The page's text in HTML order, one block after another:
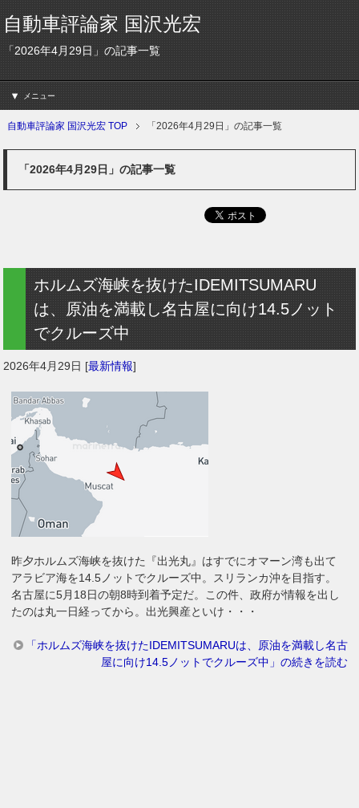
自動車評論家 国沢光宏
「2026年4月29日」の記事一覧
メニュー
自動車評論家 国沢光宏 TOP 「2026年4月29日」の記事一覧
「2026年4月29日」の記事一覧
ホルムズ海峡を抜けたIDEMITSUMARU
は、原油を満載し名古屋に向け14.5ノット
でクルーズ中
2026年4月29日 [最新情報]
昨夕ホルムズ海峡を抜けた『出光丸』はすでにオマーン湾も出て
アラビア海を14.5ノットでクルーズ中。スリランカ沖を目指す。
名古屋に5月18日の朝8時到着予定だ。この件、政府が情報を出し
たのは丸一日経ってから。出光興産といけ・・・
「ホルムズ海峡を抜けたIDEMITSUMARUは、原油を満載し名古
屋に向け14.5ノットでクルーズ中」の続きを読む